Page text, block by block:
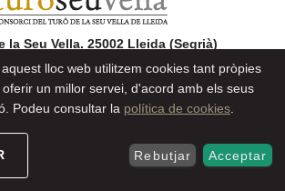
la Seu Vella. 25002 Lleida (Segrià)
Tel.973 23 06 53
lloc web utilitzem cookies tant pròpies
un millor servei, d'acord amb els seus
Podeu consultar la política de cookies
Rebutjar Acceptar